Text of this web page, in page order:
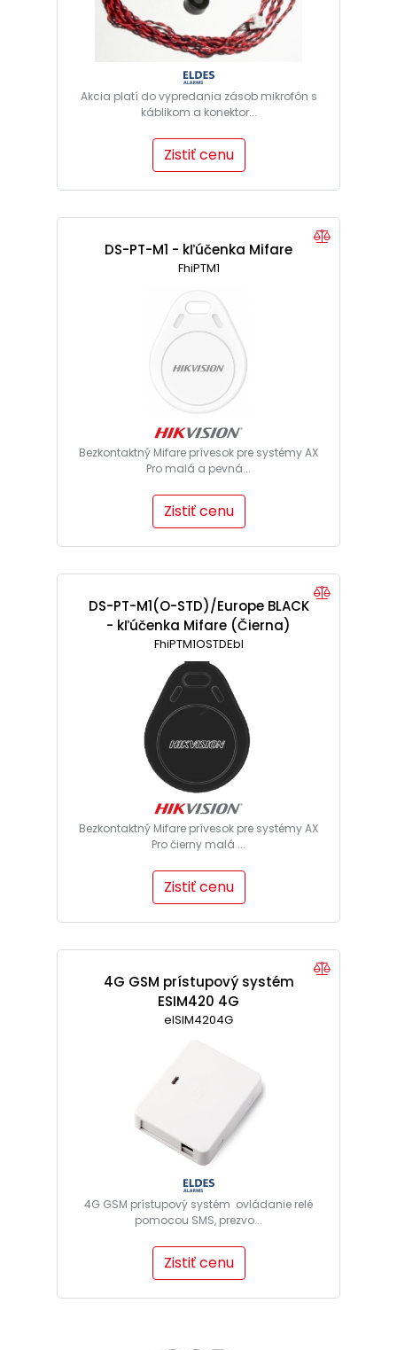
Akcia platí do vypredania zásob mikrofón s
káblikom a konektor...
Zistiť cenu
DS-PT-M1 - kľúčenka Mifare
FhiPTM1
Bezkontaktný Mifare prívesok pre systémy AX
Pro malá a pevná...
Zistiť cenu
DS-PT-M1(O-STD)/Europe BLACK
- kľúčenka Mifare (Čierna)
FhiPTM1OSTDEbl
Bezkontaktný Mifare prívesok pre systémy AX
Pro čierny malá ...
Zistiť cenu
4G GSM prístupový systém
ESIM420 4G
elSIM4204G
4G GSM prístupový systém ovládanie relé
pomocou SMS, prezvo...
Zistiť cenu